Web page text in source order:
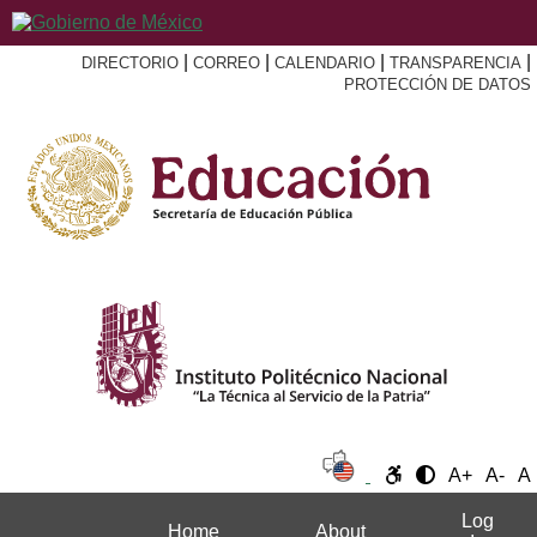
DIRECTORIO CORREO CALENDARIO TRANSPARENCIA
PROTECCIÓN DE DATOS
A+ A- A
Home About
Log